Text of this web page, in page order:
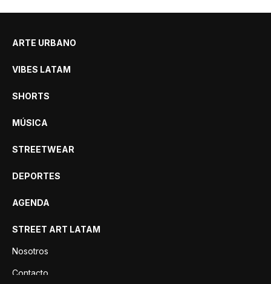
ARTE URBANO
VIBES LATAM
SHORTS
MÚSICA
STREETWEAR
DEPORTES
AGENDA
STREET ART LATAM
Nosotros
Contacto